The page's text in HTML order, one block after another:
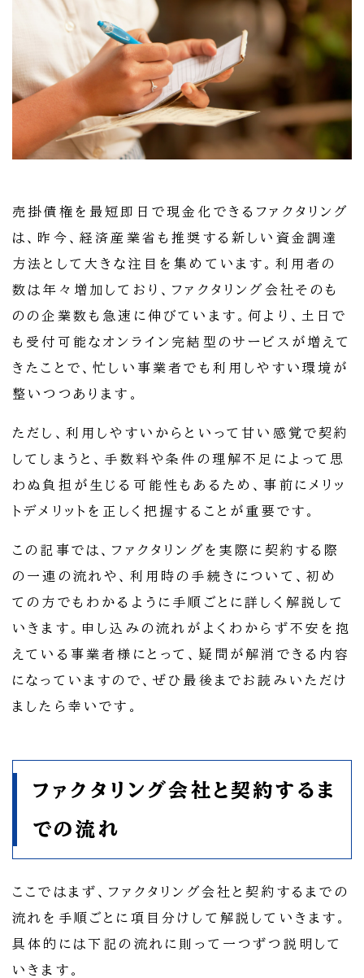
売掛債権を最短即日で現金化できるファクタリング
は、昨今、経済産業省も推奨する新しい資金調達
方法として大きな注目を集めています。利用者の
数は年々増加しており、ファクタリング会社そのも
のの企業数も急速に伸びています。何より、土日で
も受付可能なオンライン完結型のサービスが増えて
きたことで、忙しい事業者でも利用しやすい環境が
整いつつあります。
ただし、利用しやすいからといって甘い感覚で契約
してしまうと、手数料や条件の理解不足によって思
わぬ負担が生じる可能性もあるため、事前にメリッ
トデメリットを正しく把握することが重要です。
この記事では、ファクタリングを実際に契約する際
の一連の流れや、利用時の手続きについて、初め
ての方でもわかるように手順ごとに詳しく解説して
いきます。申し込みの流れがよくわからず不安を抱
えている事業者様にとって、疑問が解消できる内容
になっていますので、ぜひ最後までお読みいただけ
ましたら幸いです。
ファクタリング会社と契約するま
での流れ
ここではまず、ファクタリング会社と契約するまでの
流れを手順ごとに項目分けして解説していきます。
具体的には下記の流れに則って一つずつ説明して
いきます。